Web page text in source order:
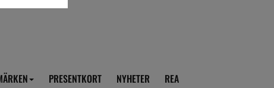
PRESENTKORT NYHETER REA